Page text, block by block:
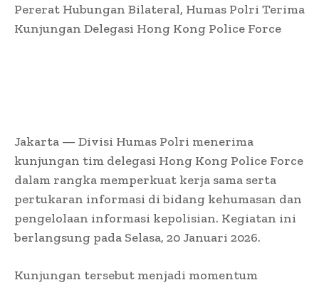
Pererat Hubungan Bilateral, Humas Polri Terima
Kunjungan Delegasi Hong Kong Police Force
Jakarta — Divisi Humas Polri menerima
kunjungan tim delegasi Hong Kong Police Force
dalam rangka memperkuat kerja sama serta
pertukaran informasi di bidang kehumasan dan
pengelolaan informasi kepolisian. Kegiatan ini
berlangsung pada Selasa, 20 Januari 2026.
Kunjungan tersebut menjadi momentum